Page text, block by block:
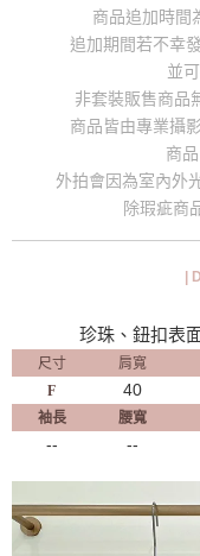
商品追加時間
追加期間若不幸
並
非套裝販售商品
商品皆由專業攝
商
外拍會因為室內外
除瑕疵商
|
珍珠、鈕扣表
尺寸 肩寬
F
40
袖長
腰寬
-- --